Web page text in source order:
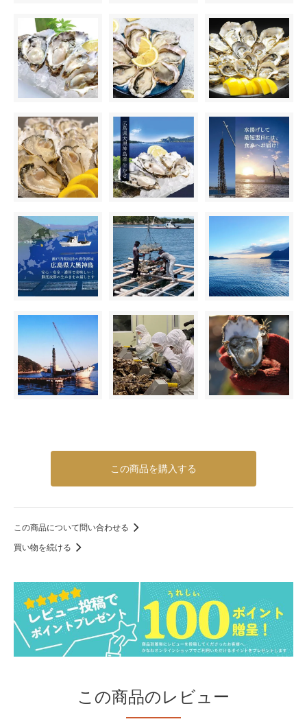
この商品を購入する
この商品について問い合わせる
買い物を続ける
この商品のレビュー